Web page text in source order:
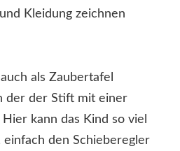
Kleidung zeichnen
als Zaubertafel
der der Stift mit einer
kann das Kind so viel
den Schieberegler